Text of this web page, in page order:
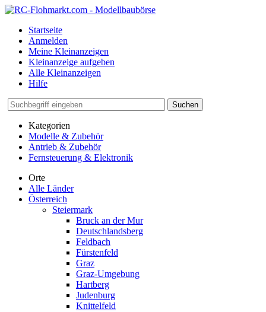
Startseite
Anmelden
Meine Kleinanzeigen
Kleinanzeige aufgeben
Alle Kleinanzeigen
Hilfe
Suchen
Kategorien
Modelle & Zubehör
Antrieb & Zubehör
Fernsteuerung & Elektronik
Orte
Alle Länder
Österreich
Steiermark
Bruck an der Mur
Deutschlandsberg
Feldbach
Fürstenfeld
Graz
Graz-Umgebung
Hartberg
Judenburg
Knittelfeld